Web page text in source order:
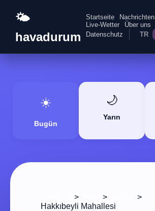
🌤️
havadurum
Startseite Nachrichten
Live-Wetter
Über uns
Datenschutz
TR
☀️
Bugün
🌙
Yarın
> >
>
Hakkıbeyli Mahallesi